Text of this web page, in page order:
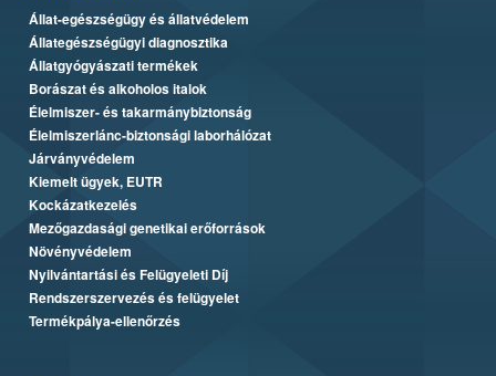
Állat-egészségügy és állatvédelem
Állategészségügyi diagnosztika
Állatgyógyászati termékek
Borászat és alkoholos italok
Élelmiszer- és takarmánybiztonság
Élelmiszerlánc-biztonsági laborhálózat
Járványvédelem
Kiemelt ügyek, EUTR
Kockázatkezelés
Mezőgazdasági genetikai erőforrások
Növényvédelem
Nyilvántartási és Felügyeleti Díj
Rendszerszervezés és felügyelet
Termékpálya-ellenőrzés